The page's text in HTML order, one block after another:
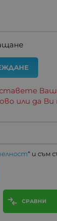
или да Ви
“ и съм
СРАВНИ